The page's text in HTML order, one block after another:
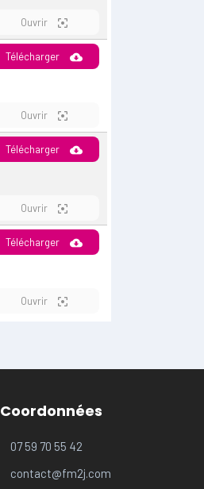
Ouvrir
Télécharger
Ouvrir
Télécharger
Ouvrir
Télécharger
Ouvrir
Coordonnées
07 59 70 55 42
contact@fm2j.com